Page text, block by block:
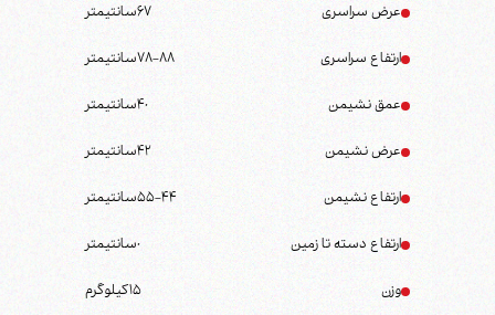
عرض سراسری 67سانتیمتر
ارتفاع سراسری 78-88سانتیمتر
عمق نشیمن 40سانتیمتر
عرض نشیمن 42سانتیمتر
ارتفاع نشیمن 55-44سانتیمتر
ارتفاع دسته تا زمین 0سانتیمتر
وزن 15کیلوگرم